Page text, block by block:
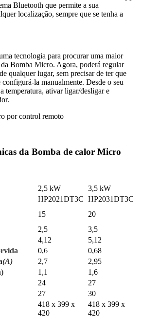
Bluetooth que permite a sua
localização, sempre que se tenha a
tecnologia para procurar uma maior
Bomba Micro. Agora, poderá regular
qualquer lugar, sem precisar de ter que
configurá-la manualmente. Desde o seu
temperatura, ativar ligar/desligar e
da Bomba de calor Micro
2,5 kW
3,5 kW
HP2021DT3C HP2031DT3C
15
20
2,5
3,5
4,12
5,12
0,6
0,68
(A) 2,7
2,95
1,1
1,6
24
27
27
30
418 x 399 x
420
418 x 399 x
420